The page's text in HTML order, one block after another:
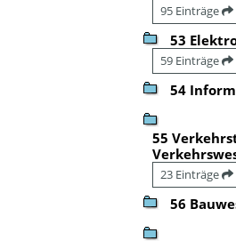
95 Einträge
53
59 Einträge
54
55
23 Einträge
56